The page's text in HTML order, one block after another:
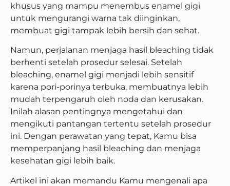
khusus yang mampu menembus enamel gigi
untuk mengurangi warna tak diinginkan,
membuat gigi tampak lebih bersih dan sehat.
Namun, perjalanan menjaga hasil bleaching tidak
berhenti setelah prosedur selesai. Setelah
bleaching, enamel gigi menjadi lebih sensitif
karena pori-porinya terbuka, membuatnya lebih
mudah terpengaruh oleh noda dan kerusakan.
Inilah alasan pentingnya mengetahui dan
mengikuti pantangan tertentu setelah prosedur
ini. Dengan perawatan yang tepat, Kamu bisa
memperpanjang hasil bleaching dan menjaga
kesehatan gigi lebih baik.
Artikel ini akan memandu Kamu mengenali apa